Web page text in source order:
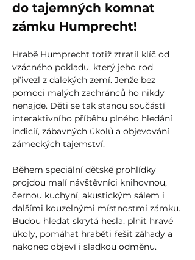
do tajemných komnat
zámku Humprecht!
Hrabě Humprecht totiž ztratil klíč od
vzácného pokladu, který jeho rod
přivezl z dalekých zemí. Jenže bez
pomoci malých zachránců ho nikdy
nenajde. Děti se tak stanou součástí
interaktivního příběhu plného hledání
indicií, zábavných úkolů a objevování
zámeckých tajemství.
Během speciální dětské prohlídky
projdou malí návštěvníci knihovnou,
černou kuchyní, akustickým sálem i
dalšími kouzelnými místnostmi zámku.
Budou hledat skrytá hesla, plnit hravé
úkoly, pomáhat hraběti řešit záhady a
nakonec objeví i sladkou odměnu.